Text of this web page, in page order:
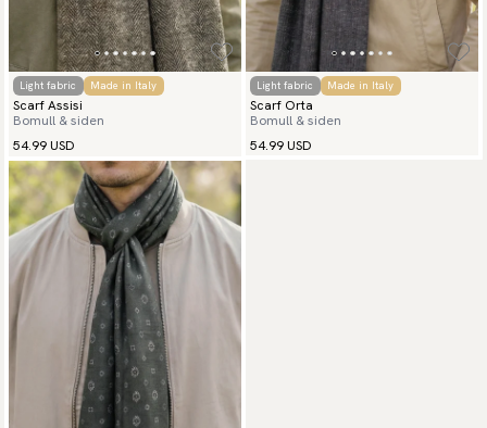
Light fabric Made in Italy
Scarf Assisi
Bomull & siden
54.99 USD
Light fabric Made in Italy
Scarf Orta
Bomull & siden
54.99 USD